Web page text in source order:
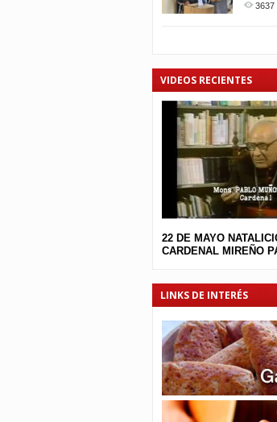
3637
VIDEOS RECIENTES
22 DE MAYO
CARDENAL MIREÑO
LINKS DE INTERÉS